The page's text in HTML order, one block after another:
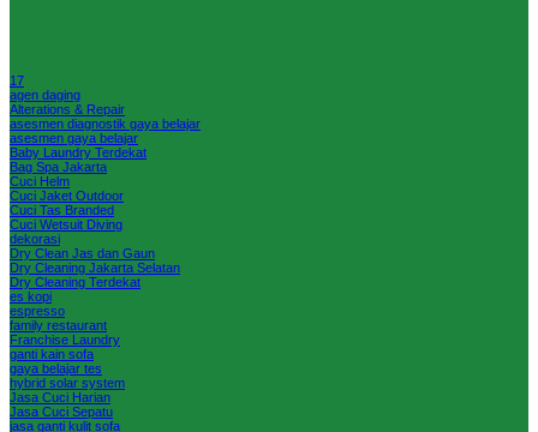
17
agen daging
Alterations & Repair
asesmen diagnostik gaya belajar
asesmen gaya belajar
Baby Laundry Terdekat
Bag Spa Jakarta
Cuci Helm
Cuci Jaket Outdoor
Cuci Tas Branded
Cuci Wetsuit Diving
dekorasi
Dry Clean Jas dan Gaun
Dry Cleaning Jakarta Selatan
Dry Cleaning Terdekat
es kopi
espresso
family restaurant
Franchise Laundry
ganti kain sofa
gaya belajar tes
hybrid solar system
Jasa Cuci Harian
Jasa Cuci Sepatu
jasa ganti kulit sofa